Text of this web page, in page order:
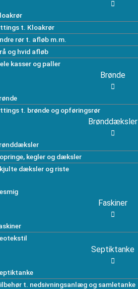
t. Kloakrør
rør t. afløb m.m.
og hvid afløb
kasser og paller
Brønde
t. brønde og opføringsrør
Brønddæksler
kegler og dæksler
dæksler og riste
Faskiner
Septiktanke
t. nedsivningsanlæg og samletanke